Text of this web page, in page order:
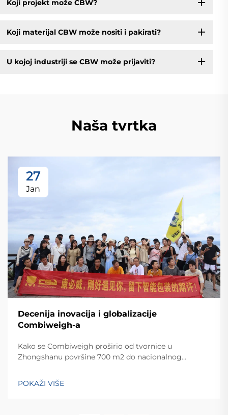
Koji projekt može CBW?
Koji materijal CBW može nositi i pakirati?
U kojoj industriji se CBW može prijaviti?
Naša tvrtka
27
Jan
Decenija inovacija i globalizacije
Combiweigh-a
Kako se Combiweigh proširio od tvornice u
Zhongshanu površine 700 m2 do nacionalnog
zemalja. Otkrijte njihova inteligentna rješenja za
tehtanjezažali globalnu konsultaciju OEM/ODM-a još
POKAŽI VIŠE